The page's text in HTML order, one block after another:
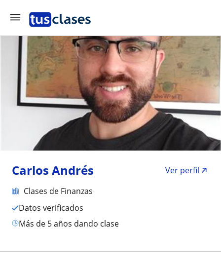
Carlos Andrés
Ver perfil
Clases de Finanzas
Datos verificados
más de 5 años dando clase